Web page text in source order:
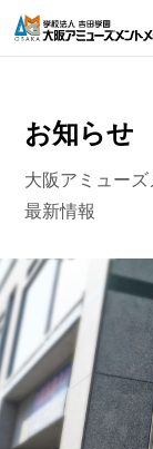
お知らせ
大阪アミュー
最新情報